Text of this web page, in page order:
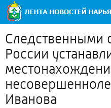
Следственными
России
Иванова